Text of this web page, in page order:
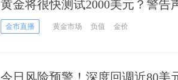
黄金将很快测试2000美元？警告
挤、小心投机者逃离引发大跌
金市直播 黄金市场 负值 金价
今日风险预警！深度回调近80美